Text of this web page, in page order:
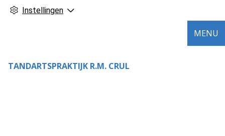
Instellingen
TANDARTSPRAKTIJK R.M. CRUL
MENU